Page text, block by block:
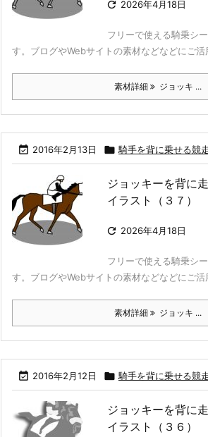
 2026年4月18日
フリーで使える騎乗シ
す。ブログやWebサイトの素材などなどにご活
素材詳細 ジョッキ ...
 2016年2月13日  騎手を背に乗せる競
ジョッキーを背に
イラスト（３７）
 2026年4月18日
フリーで使える騎乗シ
す。ブログやWebサイトの素材などなどにご活
素材詳細 ジョッキ ...
 2016年2月12日  騎手を背に乗せる競
ジョッキーを背に
イラスト（３６）